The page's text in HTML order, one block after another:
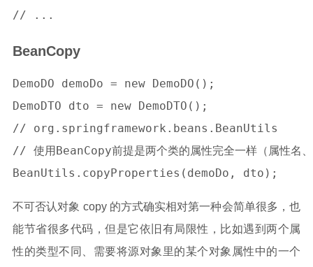
BeanCopy
DemoDO demoDo = new DemoDO();
DemoDTO dto = new DemoDTO();
// org.springframework.beans.BeanUtils
// 使用BeanCopy前提是两个类的属性完全一样（属性名
不可否认对象 copy 的方式确实相对第一种会简单很多，也
能节省很多代码，但是它依旧有局限性，比如遇到两个属
性的类型不同、需要将源对象里的某个对象属性中的一个